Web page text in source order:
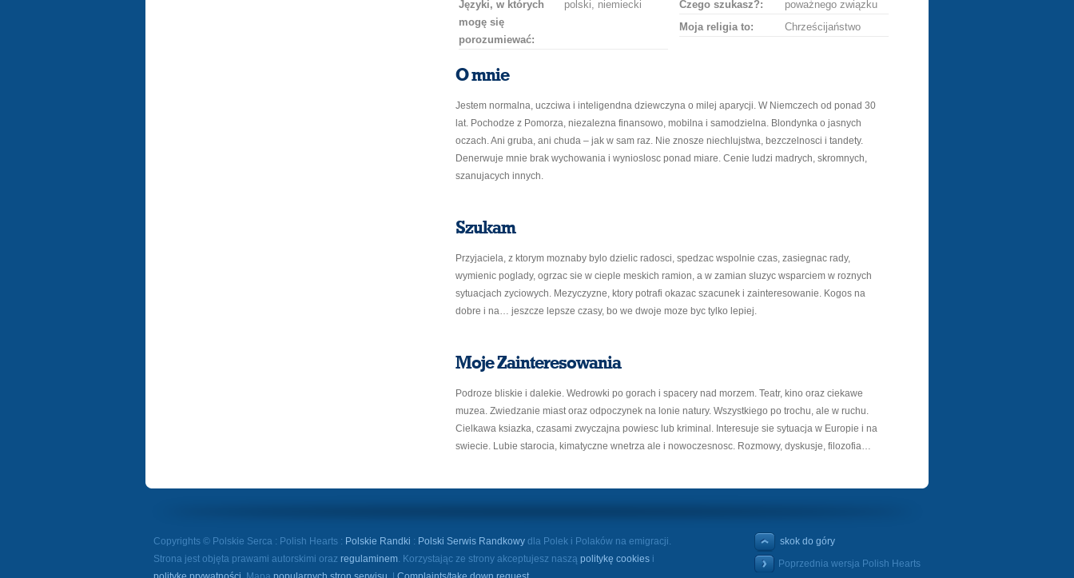
Języki, w których
mogę się
porozumiewać:
polski, niemiecki Czego szukasz?:
poważnego związku
Moja religia to:
Chrześcijaństwo
O mnie
Jestem normalna, uczciwa i inteligendna dziewczyna o milej aparycji. W Niemczech od ponad 30
lat. Pochodze z Pomorza, niezalezna finansowo, mobilna i samodzielna. Blondynka o jasnych
oczach. Ani gruba, ani chuda – jak w sam raz. Nie znosze niechlujstwa, bezczelnosci i tandety.
Denerwuje mnie brak wychowania i wynioslosc ponad miare. Cenie ludzi madrych, skromnych,
szanujacych innych.
Szukam
Przyjaciela, z ktorym moznaby bylo dzielic radosci, spedzac wspolnie czas, zasiegnac rady,
wymienic poglady, ogrzac sie w cieple meskich ramion, a w zamian sluzyc wsparciem w roznych
sytuacjach zyciowych. Mezyczyzne, ktory potrafi okazac szacunek i zainteresowanie. Kogos na
dobre i na… jeszcze lepsze czasy, bo we dwoje moze byc tylko lepiej.
Moje Zainteresowania
Podroze bliskie i dalekie. Wedrowki po gorach i spacery nad morzem. Teatr, kino oraz ciekawe
muzea. Zwiedzanie miast oraz odpoczynek na lonie natury. Wszystkiego po trochu, ale w ruchu.
Cielkawa ksiazka, czasami zwyczajna powiesc lub kriminal. Interesuje sie sytuacja w Europie i na
swiecie. Lubie starocia, kimatyczne wnetrza ale i nowoczesnosc. Rozmowy, dyskusje, filozofia…
Copyrights © Polskie Serca : Polish Hearts : Polskie Randki : Polski Serwis Randkowy dla Polek i Polaków na emigracji.
Strona jest objęta prawami autorskimi oraz regulaminem. Korzystając ze strony akceptujesz naszą politykę cookies i
skok do góry
Poprzednia wersja Polish Hearts